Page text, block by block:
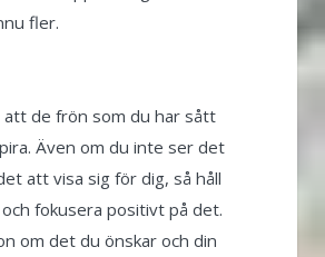
fler.
de frön som du har sått
Även om du inte ser det
att visa sig för dig, så håll
fokusera positivt på det.
om det du önskar och din